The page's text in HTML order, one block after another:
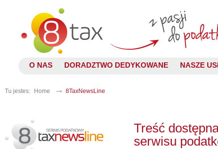
O NAS DORADZTWO DEDYKOWANE NASZE
Tu jestes: Home 8TaxNewsLine
Treść
serwisu